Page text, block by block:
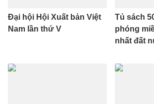
Đại hội Hội Xuất bản Việt
Nam lần thứ V
Tủ sách
phóng
nhất đất